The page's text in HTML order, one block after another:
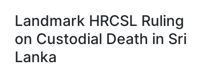
Landmark HRCSL Ruling
on Custodial Death in Sri
Lanka